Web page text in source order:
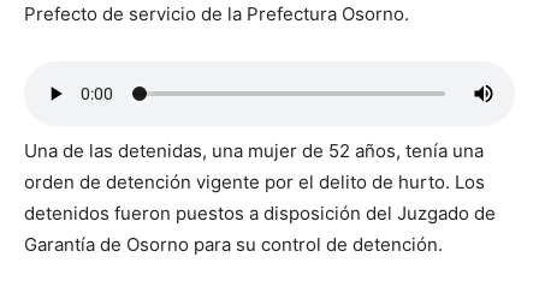
Prefecto de servicio de la Prefectura Osorno.
Una de las detenidas, una mujer de 52 años, tenía una
orden de detención vigente por el delito de hurto. Los
detenidos fueron puestos a disposición del Juzgado de
Garantía de Osorno para su control de detención.